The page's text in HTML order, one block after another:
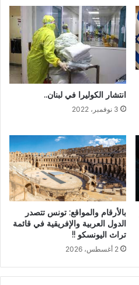
انتشار الكوليرا في لبنان..
3 نوفمبر، 2022
بالأرقام والمواقع: تونس تتصدر
الدول العربية والإفريقية في قائمة
تراث اليونسكو !!
2 أغسطس، 2026